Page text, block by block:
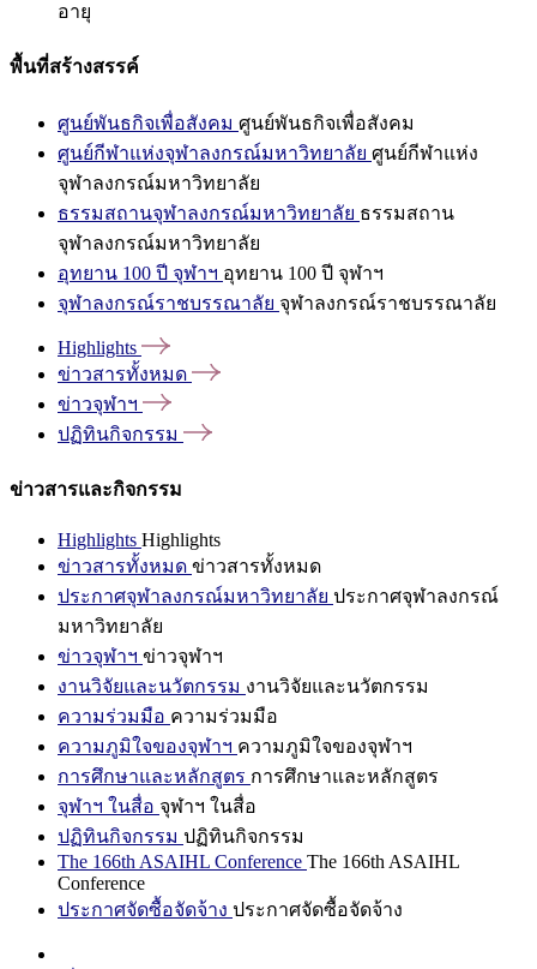
อายุ
พื้นที่สร้างสรรค์
ศูนย์พันธกิจเพื่อสังคม ศูนย์พันธกิจเพื่อสังคม
ศูนย์กีฬาแห่งจุฬาลงกรณ์มหาวิทยาลัย ศูนย์กีฬาแห่ง
จุฬาลงกรณ์มหาวิทยาลัย
ธรรมสถานจุฬาลงกรณ์มหาวิทยาลัย ธรรมสถาน
จุฬาลงกรณ์มหาวิทยาลัย
อุทยาน 100 ปี จุฬาฯ อุทยาน 100 ปี จุฬาฯ
จุฬาลงกรณ์ราชบรรณาลัย จุฬาลงกรณ์ราชบรรณาลัย
Highlights
ข่าวสารทั้งหมด
ข่าวจุฬาฯ
ปฏิทินกิจกรรม
ข่าวสารและกิจกรรม
Highlights Highlights
ข่าวสารทั้งหมด ข่าวสารทั้งหมด
ประกาศจุฬาลงกรณ์มหาวิทยาลัย ประกาศจุฬาลงกรณ์
มหาวิทยาลัย
ข่าวจุฬาฯ ข่าวจุฬาฯ
งานวิจัยและนวัตกรรม งานวิจัยและนวัตกรรม
ความร่วมมือ ความร่วมมือ
ความภูมิใจของจุฬาฯ ความภูมิใจของจุฬาฯ
การศึกษาและหลักสูตร การศึกษาและหลักสูตร
จุฬาฯ ในสื่อ จุฬาฯ ในสื่อ
ปฏิทินกิจกรรม ปฏิทินกิจกรรม
The 166th ASAIHL Conference The 166th ASAIHL
Conference
ประกาศจัดซื้อจัดจ้าง ประกาศจัดซื้อจัดจ้าง